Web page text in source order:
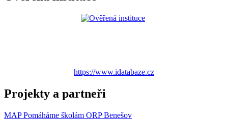
https://www.idatabaze.cz
Projekty a partneři
MAP Pomáháme školám ORP Benešov